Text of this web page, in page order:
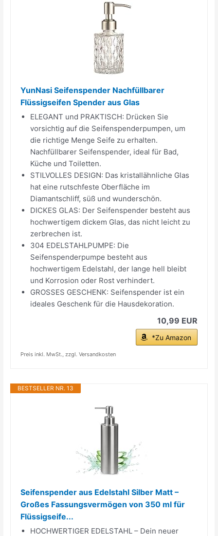
YunNasi Seifenspender Nachfüllbarer
Flüssigseifen Spender aus Glas
ELEGANT und PRAKTISCH: Drücken Sie
vorsichtig auf die Seifenspenderpumpen, um
die richtige Menge Seife zu erhalten.
Nachfüllbarer Seifenspender, ideal für Bad,
Küche und Toiletten.
STILVOLLES DESIGN: Das kristallähnliche Glas
hat eine rutschfeste Oberfläche im
Diamantschliff, süß und wunderschön.
DICKES GLAS: Der Seifenspender besteht aus
hochwertigem dickem Glas, das nicht leicht zu
zerbrechen ist.
304 EDELSTAHLPUMPE: Die
Seifenspenderpumpe besteht aus
hochwertigem Edelstahl, der lange hell bleibt
und Korrosion oder Rost verhindert.
GROSSES GESCHENK: Seifenspender ist ein
ideales Geschenk für die Hausdekoration.
10,99 EUR
*Zu Amazon
Preis inkl. MwSt., zzgl. Versandkosten
BESTSELLER NR. 13
Seifenspender aus Edelstahl Silber Matt –
Großes Fassungsvermögen von 350 ml für
Flüssigseife...
HOCHWERTIGER EDELSTAHL – Dein neuer